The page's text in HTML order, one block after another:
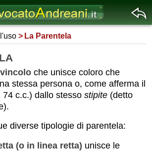
La Parentela
vincolo che unisce coloro che
stessa persona o, come afferma il
c.c.) dallo stesso stipite (detto
diverse tipologie di parentela:
(o in linea retta) unisce le